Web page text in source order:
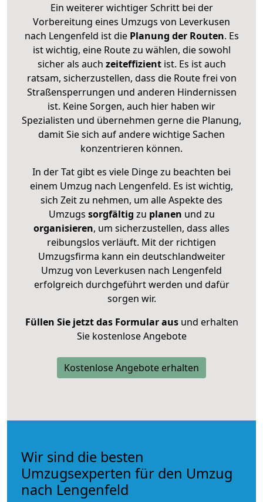
Ein weiterer wichtiger Schritt bei der
Vorbereitung eines Umzugs von Leverkusen
nach Lengenfeld ist diePlanung der Routen. Es
ist wichtig, eine Route zu wählen, die sowohl
sicher als auch zeiteffizientist. Es ist auch
ratsam, sicherzustellen, dass die Route frei von
Straßensperrungen und anderen Hindernissen
ist. Keine Sorgen, auch hier haben wir
Spezialisten und übernehmen gerne die Planung,
damit Sie sich auf andere wichtige Sachen
konzentrieren können.
In der Tat gibt es viele Dinge zu beachten bei
einem Umzug nach Lengenfeld. Es ist wichtig,
sich Zeit zu nehmen, um alle Aspekte des
Umzugs sorgfältig zu planen und zu
organisieren, um sicherzustellen, dass alles
reibungslos verläuft. Mit der richtigen
Umzugsfirma kann ein deutschlandweiter
Umzug von Leverkusen nach Lengenfeld
erfolgreich durchgeführt werden und dafür
sorgen wir.
Füllen Sie jetzt das Formular ausund erhalten
Sie kostenlose Angebote
Kostenlose Angebote erhalten
Wir sind die besten
Umzugsexperten für den Umzug
nach Lengenfeld